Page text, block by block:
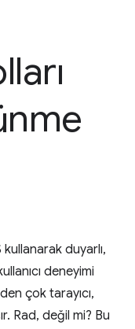
duyarlı,
deneyimi
çok tarayıcı,
Rad, değil mi? Bu